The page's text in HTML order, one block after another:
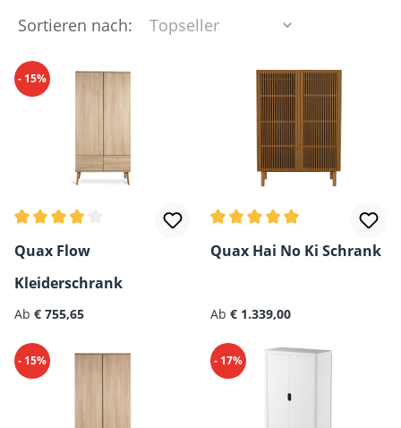
Sortieren nach:
- 15%
Durchschnittliche Bewertung von 3.75 von 5 Sternen
Quax Flow
Kleiderschrank
Regulärer Preis:
Ab € 755,65
Durchschnittliche
Quax Hai No Ki Schrank
Regulärer Preis:
Ab € 1.339,00
- 15% - 17%